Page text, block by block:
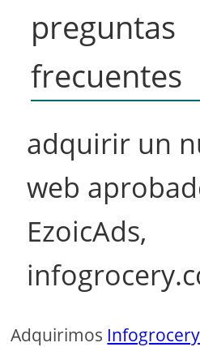
preguntas
frecuentes
adquirir un
web
EzoicAds,
Adquirimos